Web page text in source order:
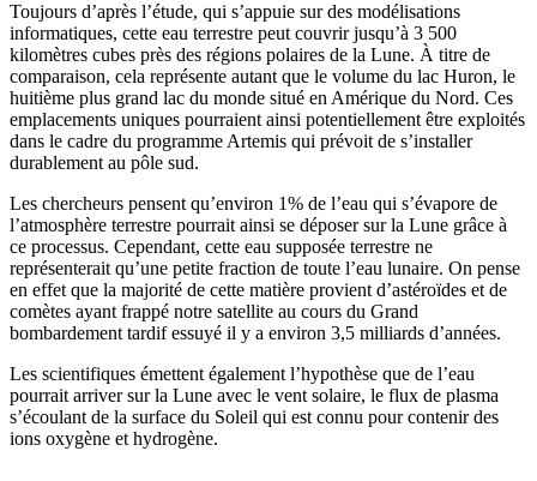
Toujours d’après l’étude, qui s’appuie sur des modélisations
informatiques, cette eau terrestre peut couvrir jusqu’à 3 500
kilomètres cubes près des régions polaires de la Lune. À titre de
comparaison, cela représente autant que le volume du lac Huron, le
huitième plus grand lac du monde situé en Amérique du Nord. Ces
emplacements uniques pourraient ainsi potentiellement être exploités
dans le cadre du programme Artemis qui prévoit de s’installer
durablement au pôle sud.
Les chercheurs pensent qu’environ 1% de l’eau qui s’évapore de
l’atmosphère terrestre pourrait ainsi se déposer sur la Lune grâce à
ce processus. Cependant, cette eau supposée terrestre ne
représenterait qu’une petite fraction de toute l’eau lunaire. On pense
en effet que la majorité de cette matière provient d’astéroïdes et de
comètes ayant frappé notre satellite au cours du Grand
bombardement tardif essuyé il y a environ 3,5 milliards d’années.
Les scientifiques émettent également l’hypothèse que de l’eau
pourrait arriver sur la Lune avec le vent solaire, le flux de plasma
s’écoulant de la surface du Soleil qui est connu pour contenir des
ions oxygène et hydrogène.